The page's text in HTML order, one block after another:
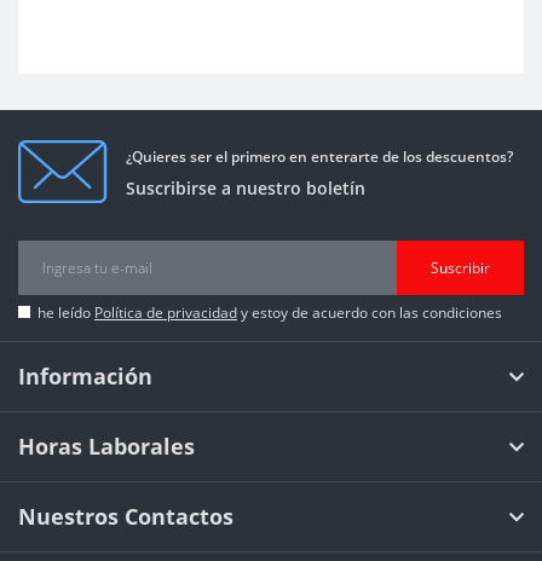
¿Quieres ser el primero en enterarte de los descuentos?
Suscribirse a nuestro boletín
Suscribir
he leído Política de privacidady estoy de acuerdo con las condiciones
Información
Horas Laborales
Nuestros Contactos